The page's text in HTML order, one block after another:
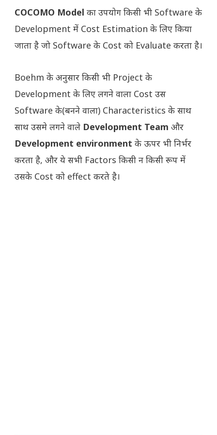
COCOMO Model का उपयोग किसी भी Software के
Development में Cost Estimation के लिए किया
जाता है जो Software के Cost को Evaluate करता है।
Boehm के अनुसार किसी भी Project के
Development के लिए लगने वाला Cost उस
Software के(बनने वाला) Characteristics के साथ
साथ उसमे लगने वाले Development Team और
Development environment के ऊपर भी निर्भर
करता है, और ये सभी Factors किसी न किसी रूप में
उसके Cost को effect करते है।